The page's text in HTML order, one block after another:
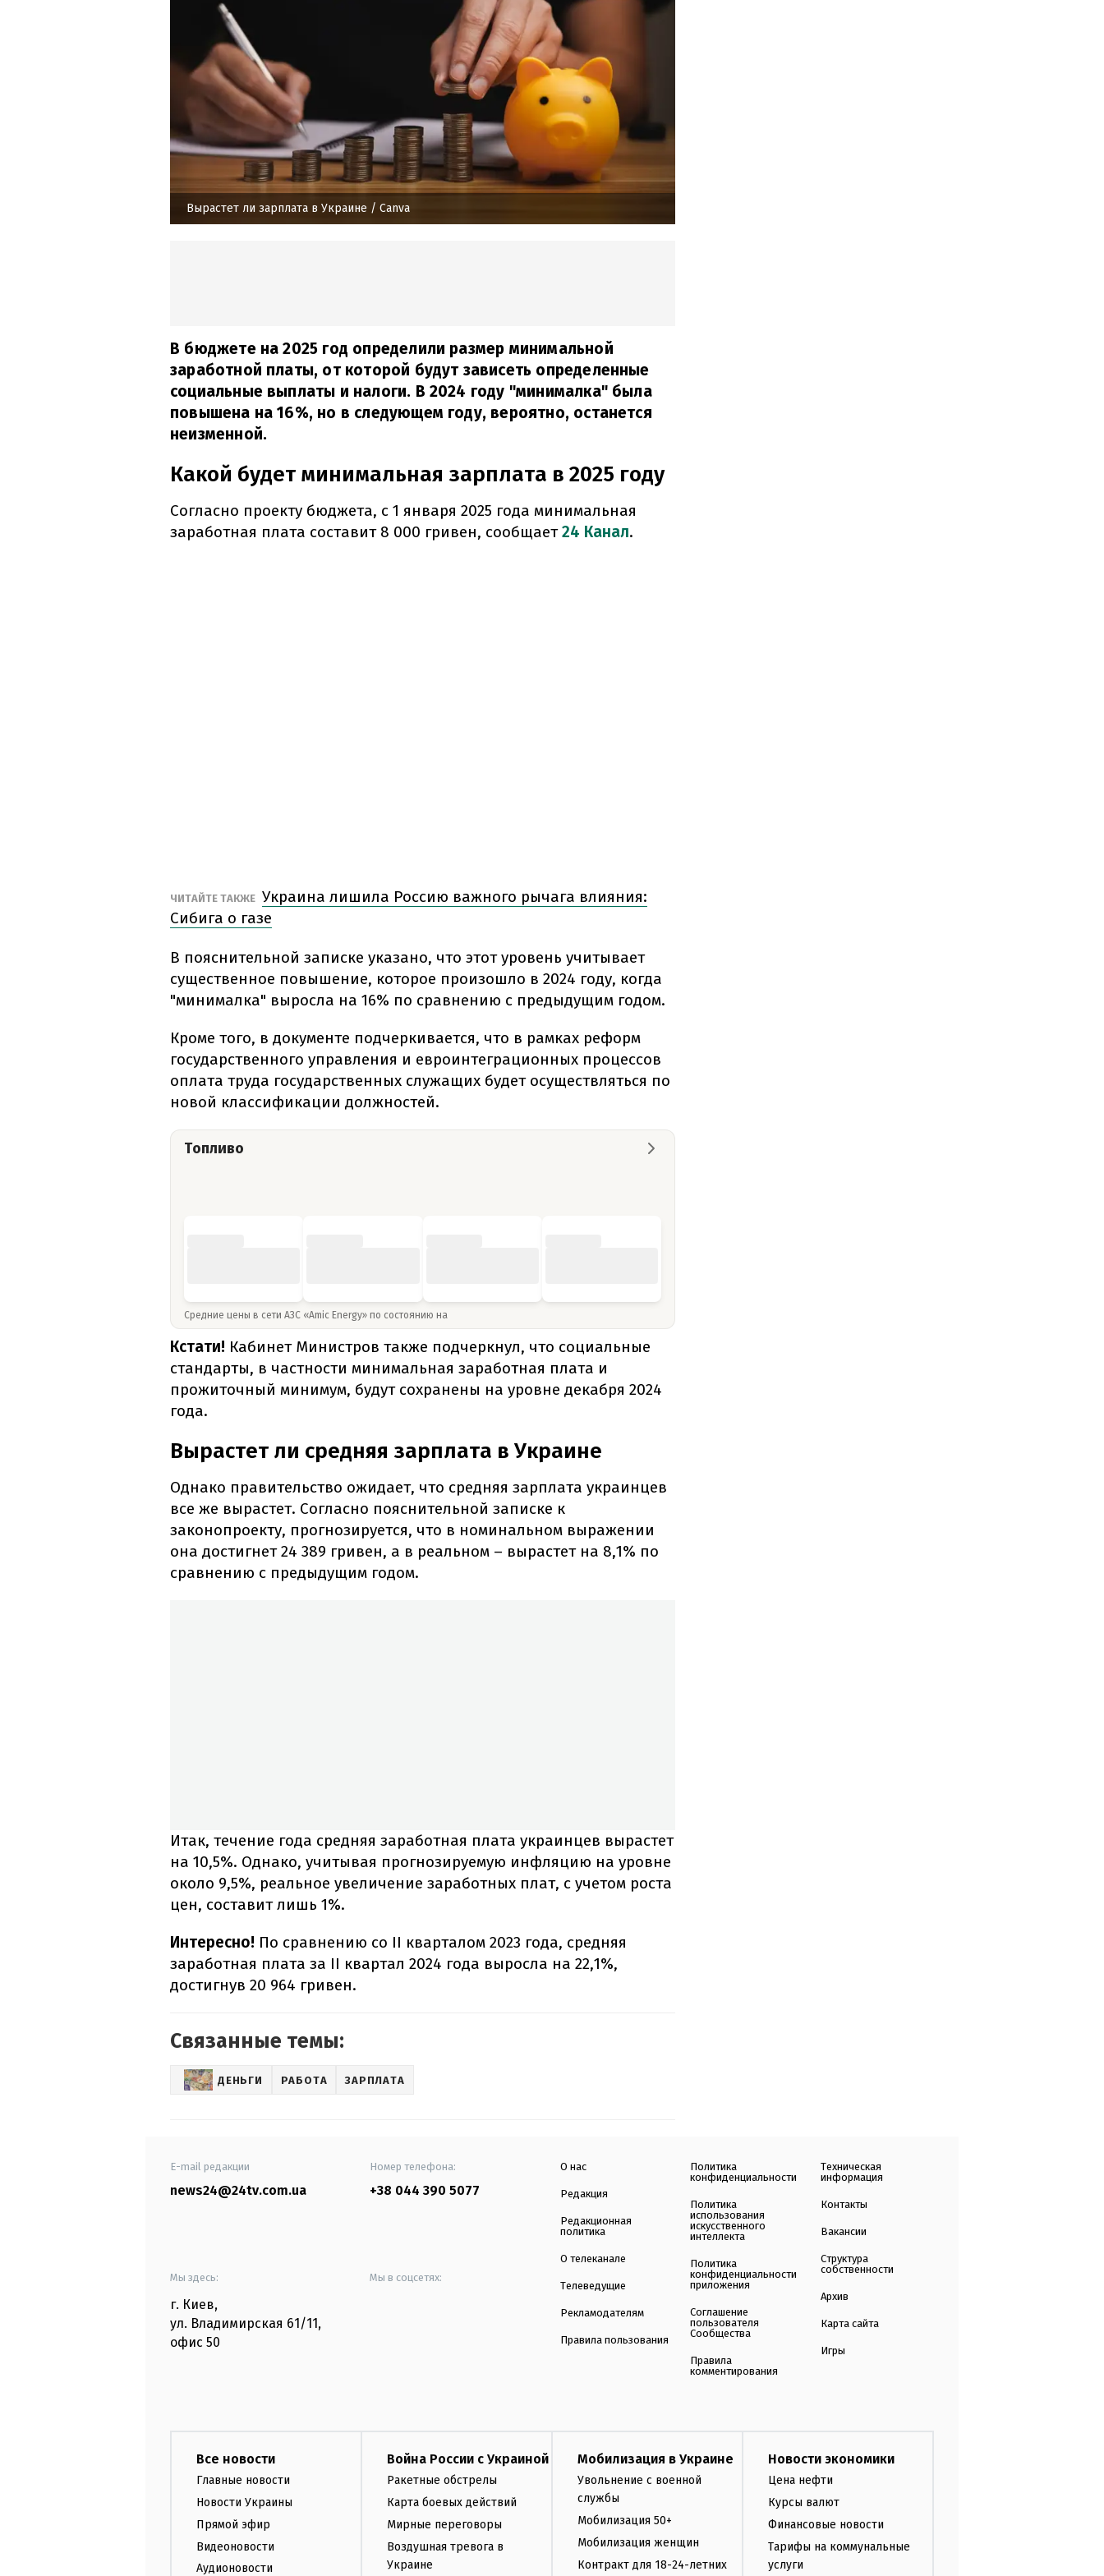
Вырастет ли зарплата в Украине / Canva
В бюджете на 2025 год определили размер минимальной
заработной платы, от которой будут зависеть определенные
социальные выплаты и налоги. В 2024 году "минималка" была
повышена на 16%, но в следующем году, вероятно, останется
неизменной.
Какой будет минимальная зарплата в 2025 году
Согласно проекту бюджета, с 1 января 2025 года минимальная
заработная плата составит 8 000 гривен, сообщает24 Канал.
ЧИТАЙТЕ ТАКЖЕ Украина лишила Россию важного рычага влияния:
Сибига о газе
В пояснительной записке указано, что этот уровень учитывает
существенное повышение, которое произошло в 2024 году, когда
"минималка" выросла на 16% по сравнению с предыдущим годом.
Кроме того, в документе подчеркивается, что в рамках реформ
государственного управления и евроинтеграционных процессов
оплата труда государственных служащих будет осуществляться по
новой классификации должностей.
Топливо
Средние цены в сети АЗС «Amic Energy» по состоянию на
Кстати! Кабинет Министров также подчеркнул, что социальные
стандарты, в частности минимальная заработная плата и
прожиточный минимум, будут сохранены на уровне декабря 2024
года.
Вырастет ли средняя зарплата в Украине
Однако правительство ожидает, что средняя зарплата украинцев
все же вырастет. Согласно пояснительной записке к
законопроекту, прогнозируется, что в номинальном выражении
она достигнет 24 389 гривен, а в реальном – вырастет на 8,1% по
сравнению с предыдущим годом.
Итак, течение года средняя заработная плата украинцев вырастет
на 10,5%. Однако, учитывая прогнозируемую инфляцию на уровне
около 9,5%, реальное увеличение заработных плат, с учетом роста
цен, составит лишь 1%.
Интересно! По сравнению со II кварталом 2023 года, средняя
заработная плата за II квартал 2024 года выросла на 22,1%,
достигнув 20 964 гривен.
Связанные темы:
ДЕНЬГИ РАБОТА ЗАРПЛАТА
E-mail редакции
news24@24tv.com.ua
Номер телефона:
+38 044 390 5077
Мы здесь:
г. Киев,
ул. Владимирская 61/11,
офис 50
Мы в соцсетях:
О нас
Редакция
Редакционная
политика
О телеканале
Телеведущие
Рекламодателям
Правила пользования
Политика
конфиденциальности
Политика
использования
искусственного
интеллекта
Политика
конфиденциальности
приложения
Соглашение
пользователя
Сообщества
Правила
комментирования
Техническая
информация
Контакты
Вакансии
Структура
собственности
Архив
Карта сайта
Игры
Все новости
Главные новости
Новости Украины
Прямой эфир
Видеоновости
Аудионовости
Война России с Украиной
Ракетные обстрелы
Карта боевых действий
Мирные переговоры
Воздушная тревога в
Украине
Мобилизация в Украине
Увольнение с военной
службы
Мобилизация 50+
Мобилизация женщин
Контракт для 18-24-летних
Новости экономики
Цена нефти
Курсы валют
Финансовые новости
Тарифы на коммунальные
услуги